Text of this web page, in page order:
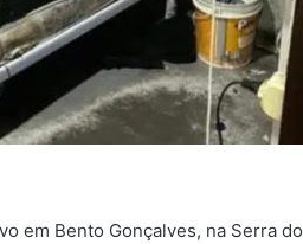
em Bento Gonçalves, na Serra do